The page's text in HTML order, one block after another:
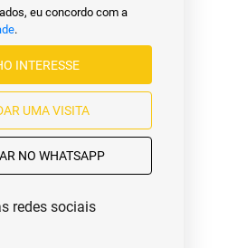
eu concordo com a
.
TENHO INTERESSE
AGENDAR UMA VISITA
NO WHATSAPP
redes sociais